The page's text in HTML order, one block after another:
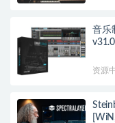
音乐
资源